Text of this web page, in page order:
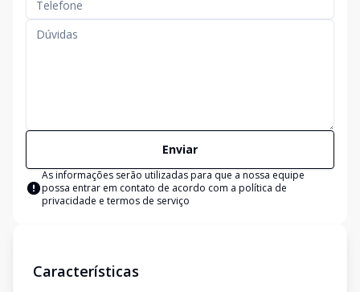
Enviar
As informações serão utilizadas para que a nossa equipe
possa entrar em contato de acordo com a política de
privacidade e termos de serviço
Características